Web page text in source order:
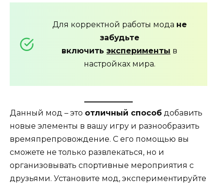
Для корректной работы мода не
забудьте
включить эксперименты в
настройках мира.
Данный мод – это отличный способ добавить
новые элементы в вашу игру и разнообразить
времяпрепровождение. С его помощью вы
сможете не только развлекаться, но и
организовывать спортивные мероприятия с
друзьями. Установите мод, экспериментируйте